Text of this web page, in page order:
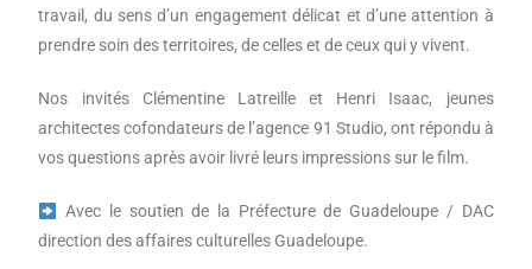
travail, du sens d’un engagement délicat et d’une attention à
prendre soin des territoires, de celles et de ceux qui y vivent.
Nos invités Clémentine Latreille et Henri Isaac, jeunes
architectes cofondateurs de l’agence 91 Studio, ont répondu à
vos questions après avoir livré leurs impressions sur le film.
Avec le soutien de la Préfecture de Guadeloupe / DAC
direction des affaires culturelles Guadeloupe.